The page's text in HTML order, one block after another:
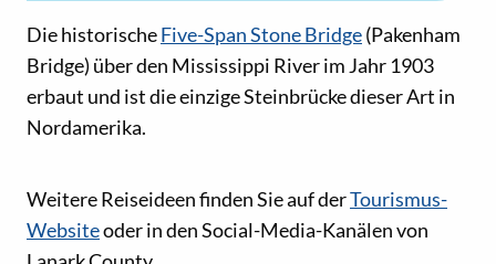
Die historischeFive-Span Stone Bridge(Pakenham
Bridge) über den Mississippi River im Jahr 1903
erbaut und ist die einzige Steinbrücke dieser Art in
Nordamerika.
Social-Media-Links
Weitere Reiseideen finden Sie auf derTourismus-
Websiteoder in den Social-Media-Kanälen von